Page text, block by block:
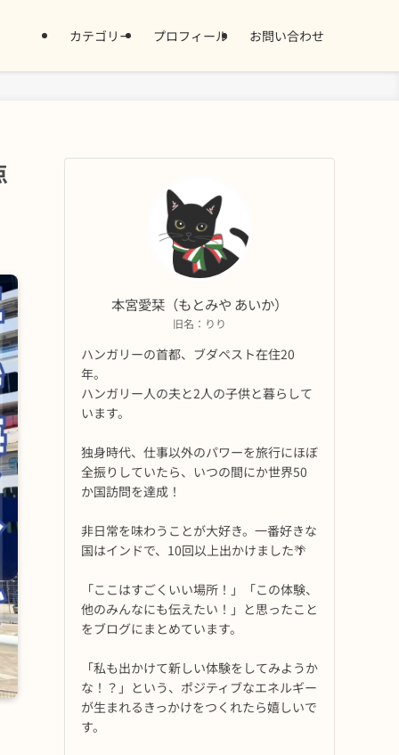
カテゴリー プロフィール お問い合わせ
本宮愛栞（もとみや あいか）
旧名：りり
ハンガリーの首都、ブダペスト在住20
年。
ハンガリー人の夫と2人の子供と暮らして
います。
独身時代、仕事以外のパワーを旅行にほぼ
全振りしていたら、いつの間にか世界50
か国訪問を達成！
非日常を味わうことが大好き。一番好きな
国はインドで、10回以上出かけました🌴
「ここはすごくいい場所！」「この体験、
他のみんなにも伝えたい！」と思ったこと
をブログにまとめています。
「私も出かけて新しい体験をしてみようか
な！？」という、ポジティブなエネルギー
が生まれるきっかけをつくれたら嬉しいで
す。